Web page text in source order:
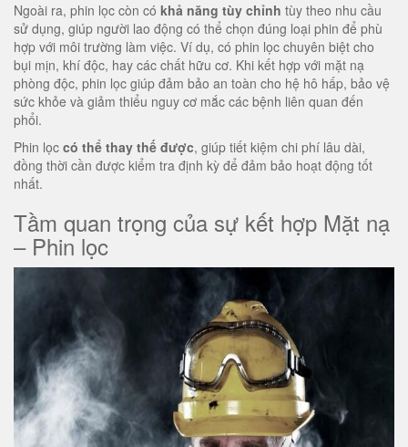
Ngoài ra, phin lọc còn có khả năng tùy chỉnh tùy theo nhu cầu
sử dụng, giúp người lao động có thể chọn đúng loại phin để phù
hợp với môi trường làm việc. Ví dụ, có phin lọc chuyên biệt cho
bụi mịn, khí độc, hay các chất hữu cơ. Khi kết hợp với mặt nạ
phòng độc, phin lọc giúp đảm bảo an toàn cho hệ hô hấp, bảo vệ
sức khỏe và giảm thiểu nguy cơ mắc các bệnh liên quan đến
phổi.
Phin lọc có thể thay thế được, giúp tiết kiệm chi phí lâu dài,
đồng thời cần được kiểm tra định kỳ để đảm bảo hoạt động tốt
nhất.
Tầm quan trọng của sự kết hợp Mặt nạ
– Phin lọc